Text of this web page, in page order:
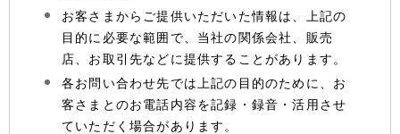
お客さまからご提供いただいた情報は、上記の
目的に必要な範囲で、当社の関係会社、販売
店、お取引先などに提供することがあります。
各お問い合わせ先では上記の目的のために、お
客さまとのお電話内容を記録・録音・活用させ
ていただく場合があります。